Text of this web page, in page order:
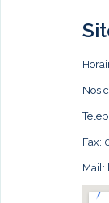
Nos
Fax:
Mail: